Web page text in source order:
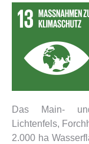
Das Main-
Lichtenfels,
2.000 ha